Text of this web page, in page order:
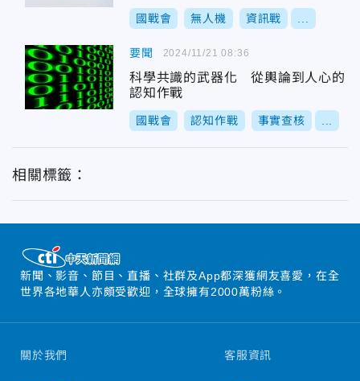
國戰會 無人機 資訊戰
要聞
科學共識的武器化 從輿論到人心的
認知作戰
國戰會 認知作戰 事實查核
2024/11/21 08:36
相關標籤：
新聞、影音、節目、直播、社群及App都深獲網友喜愛，在全
世界各地華人亦頗受歡迎，全球擁有2000萬粉絲。
關於我們 客服資訊